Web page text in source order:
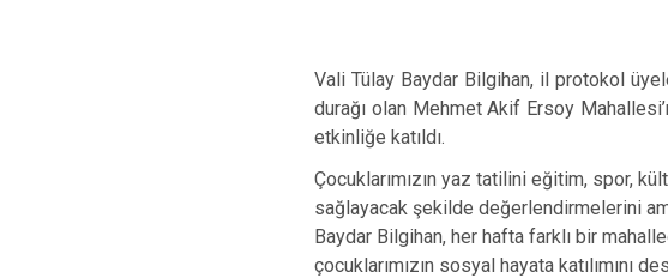
Vali Tülay Baydar Bilgihan, il protokol
durağı olan Mehmet Akif Ersoy
etkinliğe katıldı.
Çocuklarımızın yaz tatilini eğitim, spor,
sağlayacak şekilde değerlendirmelerini
Baydar Bilgihan, her hafta farklı bir
çocuklarımızın sosyal hayata